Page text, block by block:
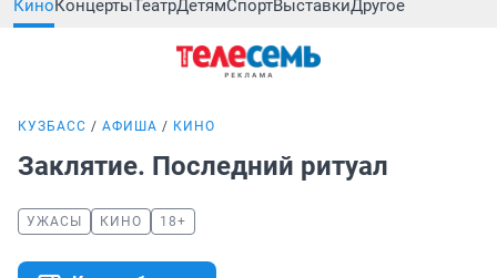
КиноКонцертыТеатрДетямСпортВыставкиДругое
КУЗБАСС АФИША КИНО
Заклятие. Последний ритуал
УЖАСЫ КИНО 18+